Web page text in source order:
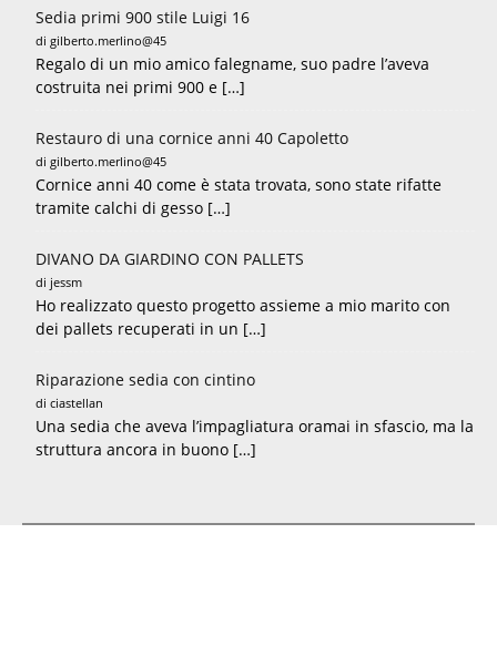
Sedia primi 900 stile Luigi 16
di gilberto.merlino@45
Regalo di un mio amico falegname, suo padre l’aveva
costruita nei primi 900 e […]
Restauro di una cornice anni 40 Capoletto
di gilberto.merlino@45
Cornice anni 40 come è stata trovata, sono state rifatte
tramite calchi di gesso […]
DIVANO DA GIARDINO CON PALLETS
di jessm
Ho realizzato questo progetto assieme a mio marito con
dei pallets recuperati in un […]
Riparazione sedia con cintino
di ciastellan
Una sedia che aveva l’impagliatura oramai in sfascio, ma la
struttura ancora in buono […]